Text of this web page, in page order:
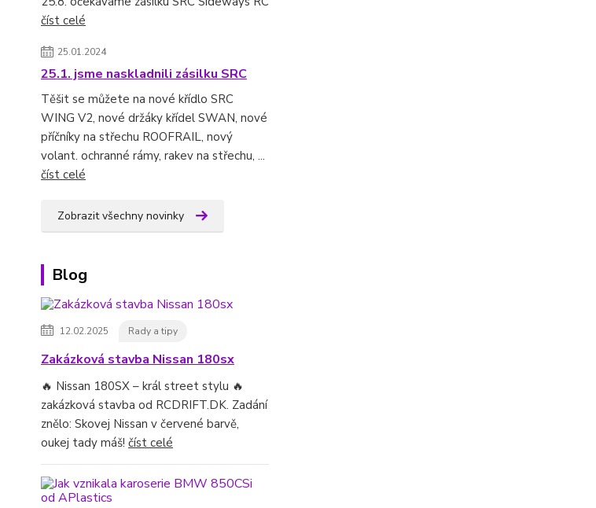
číst celé
25.01.2024
25.1. jsme naskladnili zásilku SRC
Těšit se můžete na nové křídlo SRC
WING V2, nové držáky křídel SWAN, nové
příčníky na střechu ROOFRAIL, nový
volant. ochranné rámy, rakev na střechu, ...
číst celé
Zobrazit všechny novinky
Blog
12.02.2025 Rady a tipy
Zakázková stavba Nissan 180sx
🔥 Nissan 180SX – král street stylu 🔥
zakázková stavba od RCDRIFT.DK. Zadání
znělo: Skovej Nissan v červené barvě,
oukej tady máš! číst celé